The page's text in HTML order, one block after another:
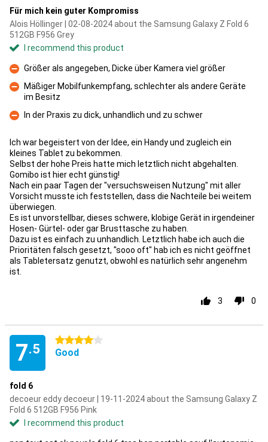
Für mich kein guter Kompromiss
Alois Höllinger | 02-08-2024 about the Samsung Galaxy Z Fold 6
512GB F956 Grey
I recommend this product
Con
Größer als angegeben, Dicke über Kamera viel größer
Con
Mäßiger Mobilfunkempfang, schlechter als andere Geräte
im Besitz
Con
In der Praxis zu dick, unhandlich und zu schwer
Ich war begeistert von der Idee, ein Handy und zugleich ein
kleines Tablet zu bekommen.
Selbst der hohe Preis hatte mich letztlich nicht abgehalten.
Gomibo ist hier echt günstig!
Nach ein paar Tagen der "versuchsweisen Nutzung" mit aller
Vorsicht musste ich feststellen, dass die Nachteile bei weitem
überwiegen.
Es ist unvorstellbar, dieses schwere, klobige Gerät in irgendeiner
Hosen- Gürtel- oder gar Brusttasche zu haben.
Dazu ist es einfach zu unhandlich. Letztlich habe ich auch die
Prioritäten falsch gesetzt, "sooo oft" hab ich es nicht geöffnet
als Tabletersatz genutzt, obwohl es natürlich sehr angenehm
ist.
3 0
7.5
4 stars
Good
fold 6
decoeur eddy decoeur | 19-11-2024 about the Samsung Galaxy Z
Fold 6 512GB F956 Pink
I recommend this product